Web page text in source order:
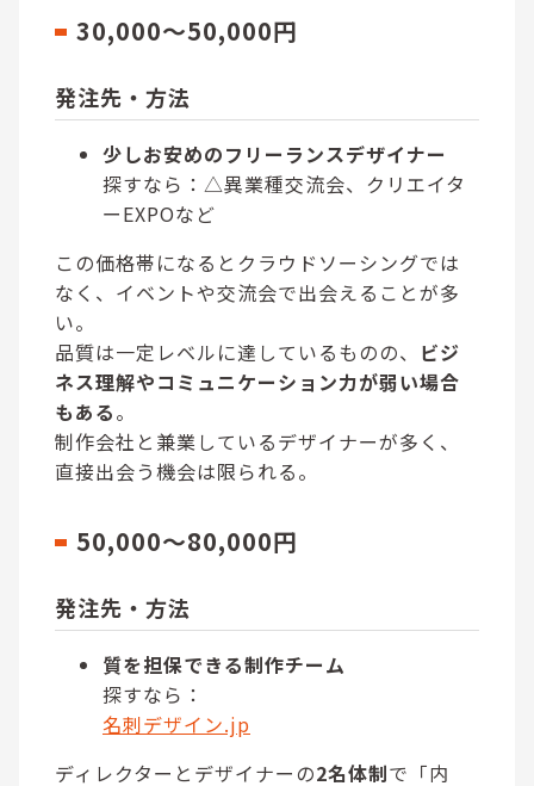
30,000～50,000円
発注先・方法
少しお安めのフリーランスデザイナー
探すなら：△異業種交流会、クリエイタ
ーEXPOなど
この価格帯になるとクラウドソーシングでは
なく、イベントや交流会で出会えることが多
い。
品質は一定レベルに達しているものの、 ビジ
ネス理解やコミュニケーション力が弱い場合
もある。
制作会社と兼業しているデザイナーが多く、
直接出会う機会は限られる。
50,000～80,000円
発注先・方法
質を担保できる制作チーム
探すなら：
名刺デザイン.jp
ディレクターとデザイナーの2名体制で「内